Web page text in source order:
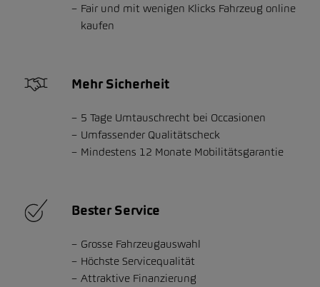
Fair und mit wenigen Klicks Fahrzeug online
kaufen
Mehr Sicherheit
5 Tage Umtauschrecht bei Occasionen
Umfassender Qualitätscheck
Mindestens 12 Monate Mobilitätsgarantie
Bester Service
Grosse Fahrzeugauswahl
Höchste Servicequalität
Attraktive Finanzierung